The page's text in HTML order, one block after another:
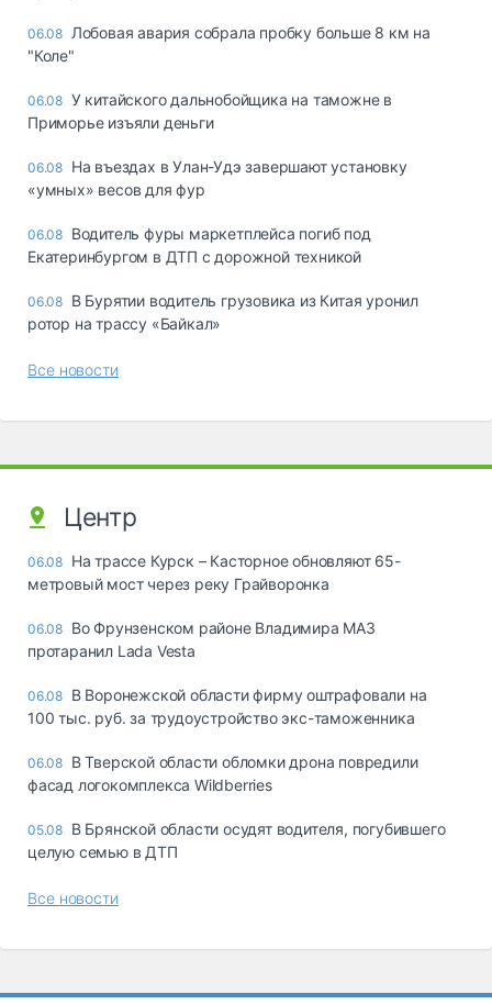
06.08 Лобовая авария собрала пробку больше 8 км на
"Коле"
06.08 У китайского дальнобойщика на таможне в
Приморье изъяли деньги
06.08 Ha въeздax в Улaн-Удэ зaвepшaют ycтaнoвкy
«yмныx» вecoв для фyp
06.08 Водитель фуры маркетплейса погиб под
Екатеринбургом в ДТП с дорожной техникой
06.08 В Бурятии водитель грузовика из Китая уронил
ротор на трассу «Байкал»
Все новости
Центр
06.08 На трассе Курск – Касторное обновляют 65-
метровый мост через реку Грайворонка
06.08 Во Фрунзенском районе Владимира МАЗ
протаранил Lada Vesta
06.08 В Воронежской области фирму оштрафовали на
100 тыс. руб. за трудоустройство экс-таможенника
06.08 В Тверской области обломки дрона повредили
фасад логокомплекса Wildberries
05.08 В Брянской области осудят водителя, погубившего
целую семью в ДТП
Все новости